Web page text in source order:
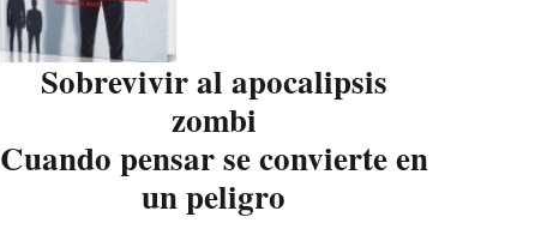
Sobrevivir al apocalipsis
zombi
Cuando pensar se convierte en
un peligro